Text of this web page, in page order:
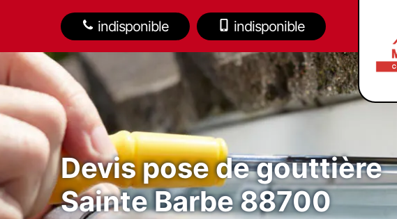
indisponible indisponible
Devis pose de gouttière
Sainte Barbe 88700